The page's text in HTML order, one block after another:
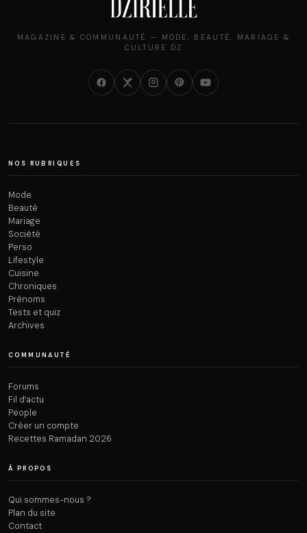
MAGAZINE & COMMUNAUTÉ — MODE, BEAUTÉ, MARIAGE &
CULTURE DZ
NOS RUBRIQUES
Mode
Beauté
Mariage
Société
Perso
Lifestyle
Cuisine
Chroniques
Prénoms
Tests et quiz
Archives
COMMUNAUTÉ
Forums
Fil d’actu
People
Créer un compte
Recettes Ramadan 2026
À PROPOS
Qui sommes-nous ?
Plan du site
Contact